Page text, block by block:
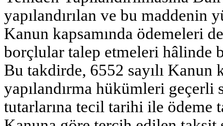
yapılandırılan ve bu maddenin
Kanun kapsamında ödemeleri
borçlular talep etmeleri hâlinde
Bu takdirde, 6552 sayılı Kanun
yapılandırma hükümleri geçerli
tutarlarına tecil tarihi ile ödeme